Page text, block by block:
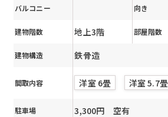
バルコニー 向き
建物階数 地上3階 部屋階数
建物構造 鉄骨造
間取内容 洋室 6畳 洋室 5.7畳
駐車場 3,300円 空有